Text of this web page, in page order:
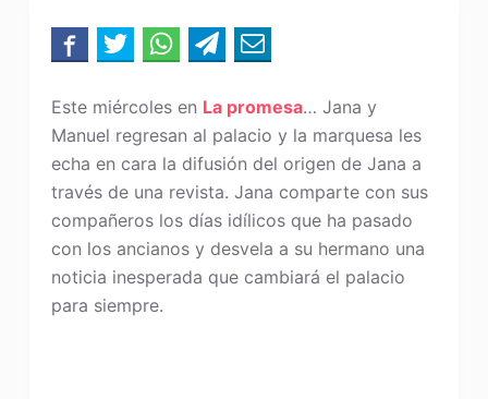
Este miércoles en La promesa… Jana y
Manuel regresan al palacio y la marquesa les
echa en cara la difusión del origen de Jana a
través de una revista. Jana comparte con sus
compañeros los días idílicos que ha pasado
con los ancianos y desvela a su hermano una
noticia inesperada que cambiará el palacio
para siempre.